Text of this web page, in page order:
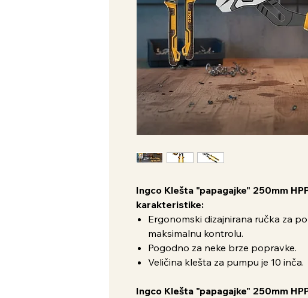
Ingco Klešta "papagajke" 250mm
karakteristike:
Ergonomski dizajnirana ručka za
maksimalnu kontrolu.
Pogodno za neke brze popravke.
Veličina klešta za pumpu je 10 inča.
Ingco Klešta "papagajke" 250mm